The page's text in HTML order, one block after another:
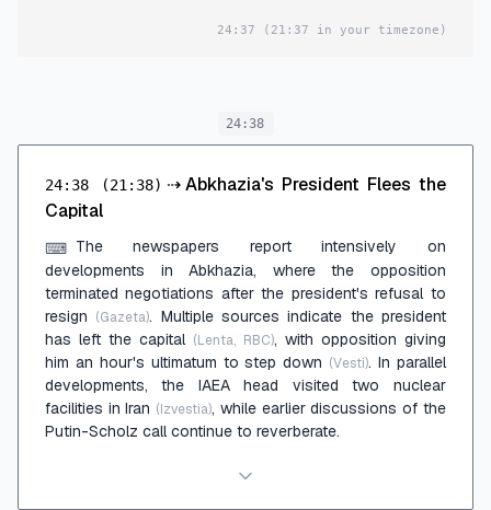
24:37 (21:37 in your timezone)
24:38
24:38 (21:38) ⇢Abkhazia's President Flees the
Capital
⌨ The newspapers report intensively on
developments in Abkhazia, where the opposition
terminated negotiations after the president's refusal to
resign (Gazeta). Multiple sources indicate the president
has left the capital (Lenta, RBC), with opposition giving
him an hour's ultimatum to step down (Vesti). In parallel
developments, the IAEA head visited two nuclear
facilities in Iran (Izvestia), while earlier discussions of the
Putin-Scholz call continue to reverberate.